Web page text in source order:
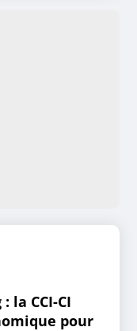
la CCI-CI
pour